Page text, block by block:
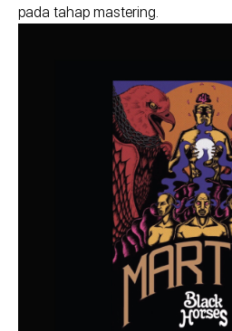
pada tahap mastering.